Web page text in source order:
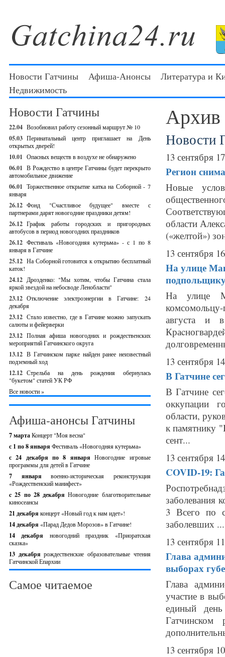
Новости Гатчины Афиша-Анонсы
Литература и
Недвижимость
Новости Гатчины
22.04 Возобновил работу сезонный маршрут № 10
05.03 Перинатальный центр приглашает на День
открытых дверей!
10.01 Опасных веществ в воздухе не обнаружено
06.01 В Рождество в центре Гатчины будет перекрыто
автомобильное движение
06.01 Торжественное открытие катка на Соборной - 7
января
26.12 Фонд "Счастливое будущее" вместе с
партнерами дарят новогодние праздники детям!
26.12 График работы городских и пригородных
автобусов в период новогодних праздников
26.12 Фестиваль «Новогодняя кутерьма» - с 1 по 8
января в Гатчине
25.12 На Соборной готовится к открытию бесплатный
каток!
24.12 Дрозденко: "Мы хотим, чтобы Гатчина стала
яркой звездой на небосводе Ленобласти"
23.12 Отключение электроэнергии в Гатчине: 24
декабря
23.12 Стало известно, где в Гатчине можно запускать
салюты и фейерверки
23.12 Полная афиша новогодних и рождественских
мероприятий Гатчинского округа
13.12 В Гатчинском парке найден ранее неизвестный
подземный ход
12.12 Стрельба на день рождения обернулась
"букетом" статей УК РФ
Все новости »
Афиша-анонсы Гатчины
7 мартаКонцерт "Моя весна"
с 1 по 8 января Фестиваль «Новогодняя кутерьма»
с 24 декабря по 8 январяНовогодние игровые
программы для детей в Гатчине
7 январявоенно-историческая реконструкция
«Рождественский манифест»
c 25 по 28 декабряНовогодние благотворительные
киносеансы
21 декабря концерт «Новый год к нам идет»!
14 декабря «Парад Дедов Морозов» в Гатчине!
14 декабря новогодний праздник «Приоратская
сказка»
13 декабрярождественские образовательные чтения
Гатчинской Епархии
Самое читаемое
Архив
Новости
13 сентября
Регион
Новые
области
(«желтой»)
13 сентября
На улице
На улице
августа и
13 сентября
В Гатчине
В Гатчине
оккупации
области,
к памятнику
сент...
13 сентября
COVID-19:
заболевания
3 Всего по
заболевших ...
13 сентября
Глава
выборах
Глава
участие в
единый
13 сентября